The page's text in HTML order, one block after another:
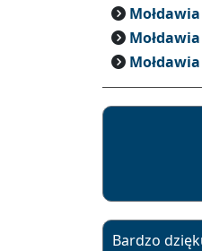
Bardzo